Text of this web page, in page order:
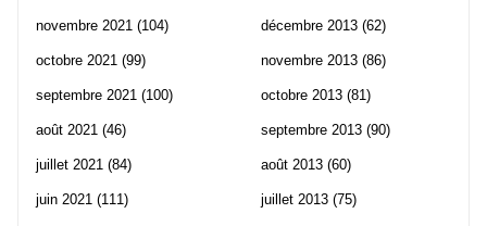
novembre 2021 (104)
octobre 2021 (99)
septembre 2021 (100)
août 2021 (46)
juillet 2021 (84)
juin 2021 (111)
décembre 2013 (62)
novembre 2013 (86)
octobre 2013 (81)
septembre 2013 (90)
août 2013 (60)
juillet 2013 (75)